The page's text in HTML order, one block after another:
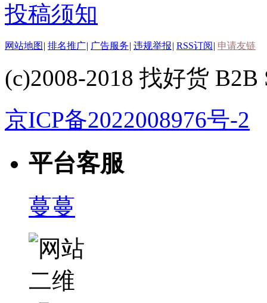
投稿须知
网站地图 | 排名推广| 广告服务| 违规举报| RSS订阅 | 申请友链
(c)2008-2018 找好货 B2B
京ICP备2022008976号-2
平台客服
蔓蔓